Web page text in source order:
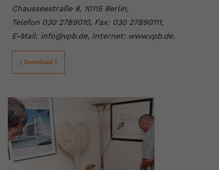
Chausseestraße 8, 10115 Berlin,
Telefon 030 2789010, Fax: 030 27890111,
E-Mail: info@vpb.de, Internet: www.vpb.de.
[ Download ]